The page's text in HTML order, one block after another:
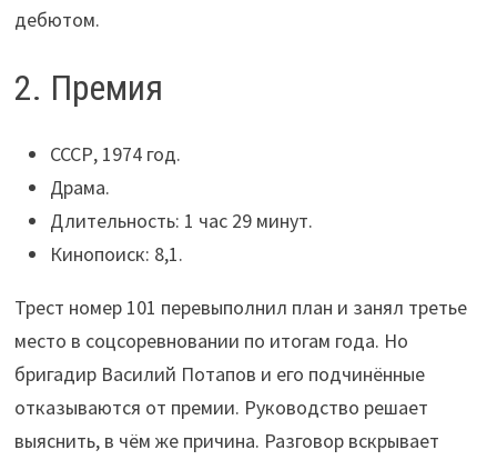
дебютом.
2. Премия
СССР, 1974 год.
Драма.
Длительность: 1 час 29 минут.
Кинопоиск: 8,1.
Трест номер 101 перевыполнил план и занял третье
место в соцсоревновании по итогам года. Но
бригадир Василий Потапов и его подчинённые
отказываются от премии. Руководство решает
выяснить, в чём же причина. Разговор вскрывает